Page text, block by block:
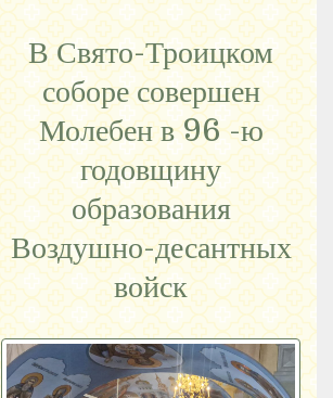
В Свято-Троицком
соборе совершен
Молебен в 96 -ю
годовщину
образования
Воздушно-десантных
войск